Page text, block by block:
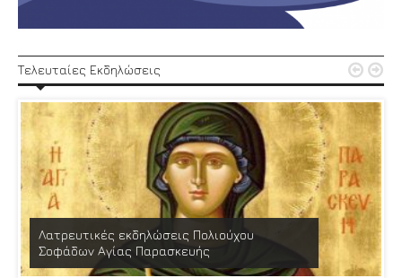
Τελευταίες Εκδηλώσεις
Λατρευτικές εκδηλώσεις Πολιούχου
Σοφάδων Αγίας Παρασκευής
 